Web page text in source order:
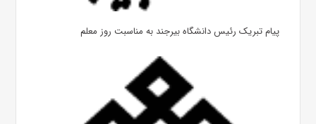
پیام تبریک رئیس دانشگاه بیرجند به مناسبت روز معلم